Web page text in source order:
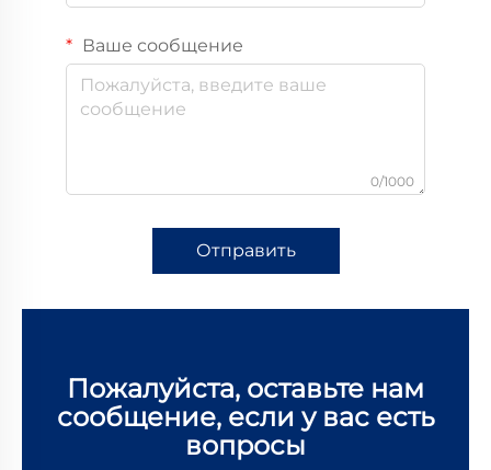
Ваше сообщение
0/1000
Отправить
Пожалуйста, оставьте нам
сообщение, если у вас есть
вопросы